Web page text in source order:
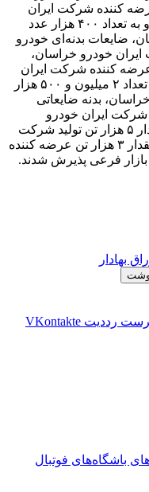
به مقدار ۵۰ تن عرضه کننده شرکت ایران
خودرو خراسان، ضایعات مونتاژی خودرو به تعداد ۴۰۰ هزار عدد
ضایعات بدنه‌ای خودرو
ایران خودرو خراسان،
به تعداد ۵۰۰ عدد عرضه کننده شرکت ایران
خودرو خراسان، اقلام تکمیلی خودرو به تعداد ۲ میلیون و ۵۰۰ هزار
بدنه ضایعاتی
کننده شرکت ایران خودرو
خراسان، ماده اولیه دوده صنعتی به مقدار ۵ هزار تن تولید شرکت
کربن تک و ضایعات پوسته اکسیدی به مقدار ۳ هزار تن عرضه کننده
بازار فرعی پذیرش شدند.
بهادار
‫رددیت ‫VKontakte